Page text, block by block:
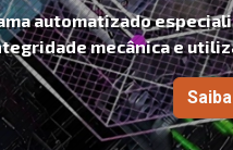
especializado em
e utilizado por 25%
Saiba mais